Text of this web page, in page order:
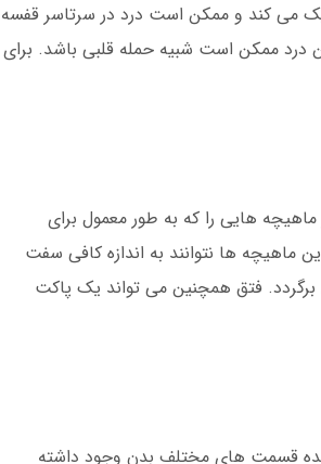
می کند و ممکن است درد در سرتاسر قفسه
درد ممکن است شبیه حمله قلبی باشد. برای
هایی را که به طور معمول برای
ها نتوانند به اندازه کافی سفت
برگردد. فتق همچنین می تواند یک پاکت
قسمت های مختلف بدن وجود داشته